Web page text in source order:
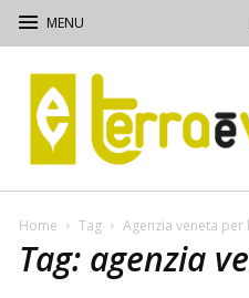
Terra
e
Vita
Home Tag Agenzia veneta per
Tag: agenzia